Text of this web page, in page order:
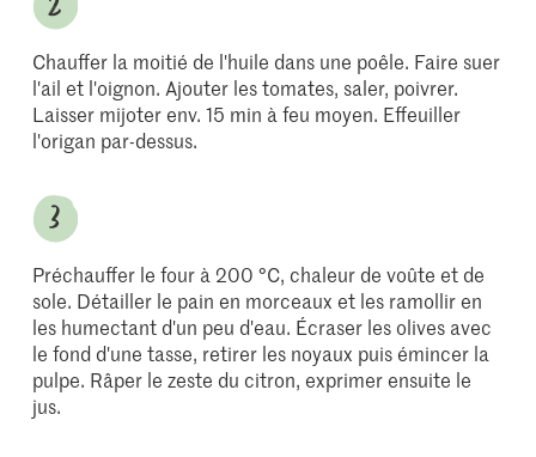
Chauffer la moitié de l'huile dans une poêle. Faire suer
l'ail et l'oignon. Ajouter les tomates, saler, poivrer.
Laisser mijoter env. 15 min à feu moyen. Effeuiller
l'origan par-dessus.
Préchauffer le four à 200 °C, chaleur de voûte et de
sole. Détailler le pain en morceaux et les ramollir en
les humectant d'un peu d'eau. Écraser les olives avec
le fond d'une tasse, retirer les noyaux puis émincer la
pulpe. Râper le zeste du citron, exprimer ensuite le
jus.